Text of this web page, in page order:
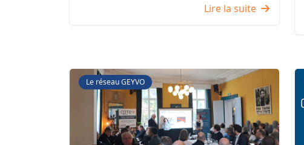
Lire la suite
Le réseau GEYVO